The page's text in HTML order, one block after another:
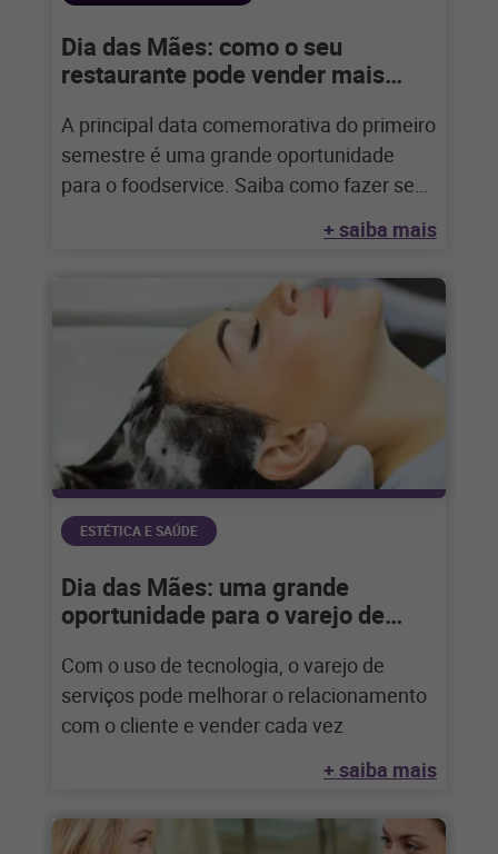
Dia das Mães: como o seu
restaurante pode vender mais
A principal data comemorativa do primeiro
semestre é uma grande oportunidade
para o foodservice. Saiba como fazer seu
+ saiba mais
ESTÉTICA E SAÚDE
Dia das Mães: uma grande
oportunidade para o varejo de
Com o uso de tecnologia, o varejo de
serviços pode melhorar o relacionamento
com o cliente e vender cada vez
+ saiba mais